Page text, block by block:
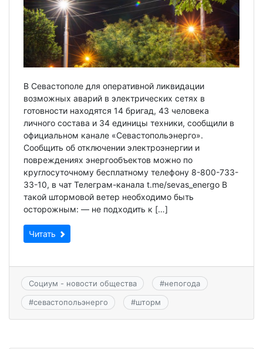
В Севастополе для оперативной ликвидации
возможных аварий в электрических сетях в
готовности находятся 14 бригад, 43 человека
личного состава и 34 единицы техники, сообщили в
официальном канале «Севастопольэнерго».
Сообщить об отключении электроэнергии и
повреждениях энергообъектов можно по
круглосуточному бесплатному телефону 8-800-733-
33-10, в чат Телеграм-канала t.me/sevas_energo В
такой штормовой ветер необходимо быть
осторожным: — не подходить к […]
Читать
Социум - новости общества #непогода
#севастопольэнерго #шторм